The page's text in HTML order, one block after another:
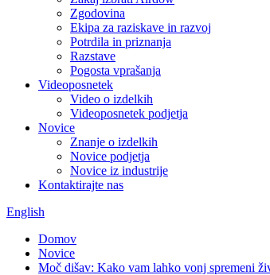
Zgodovina
Ekipa za raziskave in razvoj
Potrdila in priznanja
Razstave
Pogosta vprašanja
Videoposnetek
Video o izdelkih
Videoposnetek podjetja
Novice
Znanje o izdelkih
Novice podjetja
Novice iz industrije
Kontaktirajte nas
English
Domov
Novice
Moč dišav: Kako vam lahko vonj spremeni